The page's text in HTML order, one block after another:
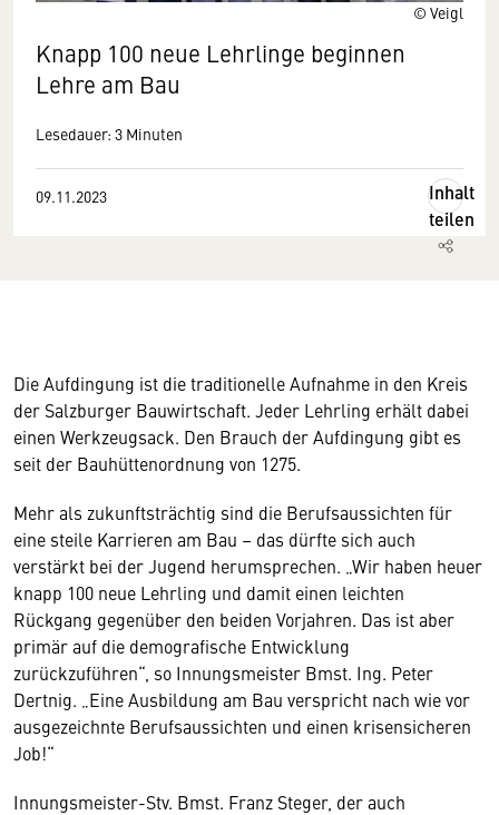
© Veigl
Knapp 100 neue Lehrlinge beginnen
Lehre am Bau
Lesedauer: 3 Minuten
09.11.2023
Inhalt
teilen
Die Aufdingung ist die traditionelle Aufnahme in den Kreis
der Salzburger Bauwirtschaft. Jeder Lehrling erhält dabei
einen Werkzeugsack. Den Brauch der Aufdingung gibt es
seit der Bauhüttenordnung von 1275.
Mehr als zukunftsträchtig sind die Berufsaussichten für
eine steile Karrieren am Bau – das dürfte sich auch
verstärkt bei der Jugend herumsprechen. „Wir haben heuer
knapp 100 neue Lehrling und damit einen leichten
Rückgang gegenüber den beiden Vorjahren. Das ist aber
primär auf die demografische Entwicklung
zurückzuführen“, so Innungsmeister Bmst. Ing. Peter
Dertnig. „Eine Ausbildung am Bau verspricht nach wie vor
ausgezeichnte Berufsaussichten und einen krisensicheren
Job!“
Innungsmeister-Stv. Bmst. Franz Steger, der auch